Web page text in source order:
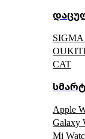
CAT
Apple
Galaxy
Mi